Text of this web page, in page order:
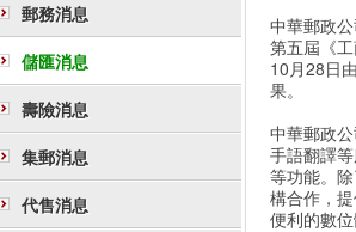
郵務消息
儲匯消息
壽險消息
集郵消息
代售消息
中華郵政
第五屆《
10月28日
果。
中華郵政
手語翻譯
等功能。
構合作，
便利的數位